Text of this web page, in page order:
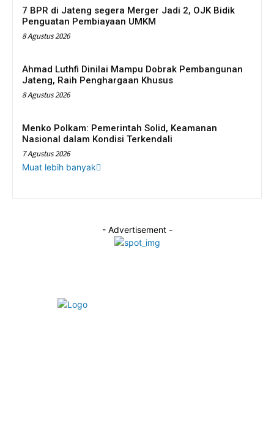
7 BPR di Jateng segera Merger Jadi 2, OJK Bidik
Penguatan Pembiayaan UMKM
8 Agustus 2026
Ahmad Luthfi Dinilai Mampu Dobrak Pembangunan
Jateng, Raih Penghargaan Khusus
8 Agustus 2026
Menko Polkam: Pemerintah Solid, Keamanan
Nasional dalam Kondisi Terkendali
7 Agustus 2026
Muat lebih banyak
- Advertisement -